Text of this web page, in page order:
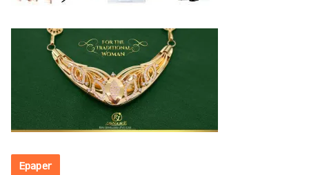
Epaper